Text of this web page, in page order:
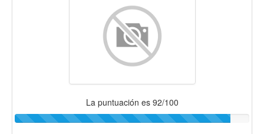
La puntuación es 92/100